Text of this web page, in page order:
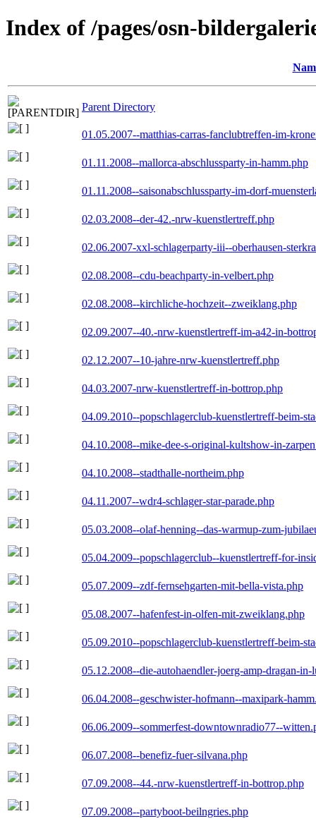
Index of /pages/osn-
Parent Directory
01.05.2007--matthias-carras-fanclubtreffen-im-
01.11.2008--mallorca-abschlussparty-in-hamm.php
01.11.2008--saisonabschlussparty-im-dorf-
02.03.2008--der-42.-nrw-kuenstlertreff.php
02.06.2007-xxl-schlagerparty-iii--oberhausen-
02.08.2008--cdu-beachparty-in-velbert.php
02.08.2008--kirchliche-hochzeit--zweiklang.php
02.09.2007--40.-nrw-kuenstlertreff-im-a42-in-
02.12.2007--10-jahre-nrw-kuenstlertreff.php
04.03.2007-nrw-kuenstlertreff-in-bottrop.php
04.09.2010--popschlagerclub-kuenstlertreff-beim-
04.10.2008--mike-dee-s-original-kultshow-in-
04.10.2008--stadthalle-northeim.php
04.11.2007--wdr4-schlager-star-parade.php
05.03.2008--olaf-henning--das-warmup-zum-
05.04.2009--popschlagerclub--kuenstlertreff-for-
05.07.2009--zdf-fernsehgarten-mit-bella-vista.php
05.08.2007--hafenfest-in-olfen-mit-zweiklang.php
05.09.2010--popschlagerclub-kuenstlertreff-beim-
05.12.2008--die-autohaendler-joerg-amp-dragan-in-
06.04.2008--geschwister-hofmann--maxipark-
06.06.2009--sommerfest-downtownradio77--
06.07.2008--benefiz-fuer-silvana.php
07.09.2008--44.-nrw-kuenstlertreff-in-bottrop.php
07.09.2008--partyboot-beilngries.php